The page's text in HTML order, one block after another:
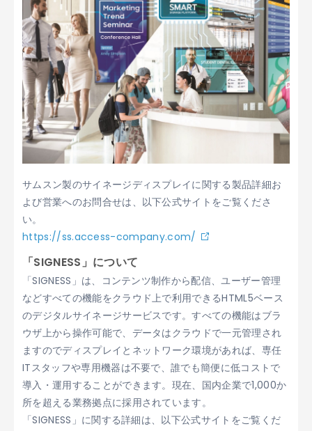
サムスン製のサイネージディスプレイに関する製品詳細お
よび営業へのお問合せは、以下公式サイトをご覧くださ
い。
https://ss.access-company.com/
「SIGNESS」について
「SIGNESS」は、コンテンツ制作から配信、ユーザー管理
などすべての機能をクラウド上で利用できるHTML5ベース
のデジタルサイネージサービスです。すべての機能はブラ
ウザ上から操作可能で、データはクラウドで一元管理され
ますのでディスプレイとネットワーク環境があれば、専任
ITスタッフや専用機器は不要で、誰でも簡便に低コストで
導入・運用することができます。現在、国内企業で1,000か
所を超える業務拠点に採用されています。
「SIGNESS」に関する詳細は、以下公式サイトをご覧くだ